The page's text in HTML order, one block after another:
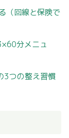
（回線と保険で
分メニュ
3つの整え習慣